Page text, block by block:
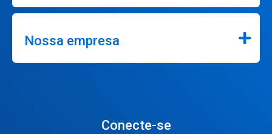
Nossa empresa
Conecte-se